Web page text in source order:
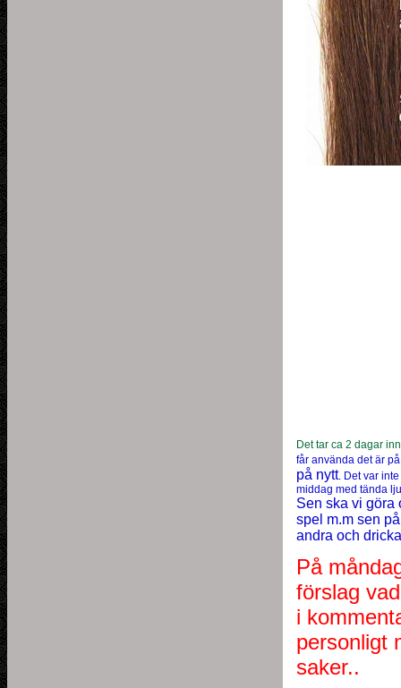
Det tar ca 2 dagar
får använda det är
på nytt. Det var
middag med tända
Sen ska vi göra
spel m.m sen
andra och
På
förslag
i
personligt
saker..